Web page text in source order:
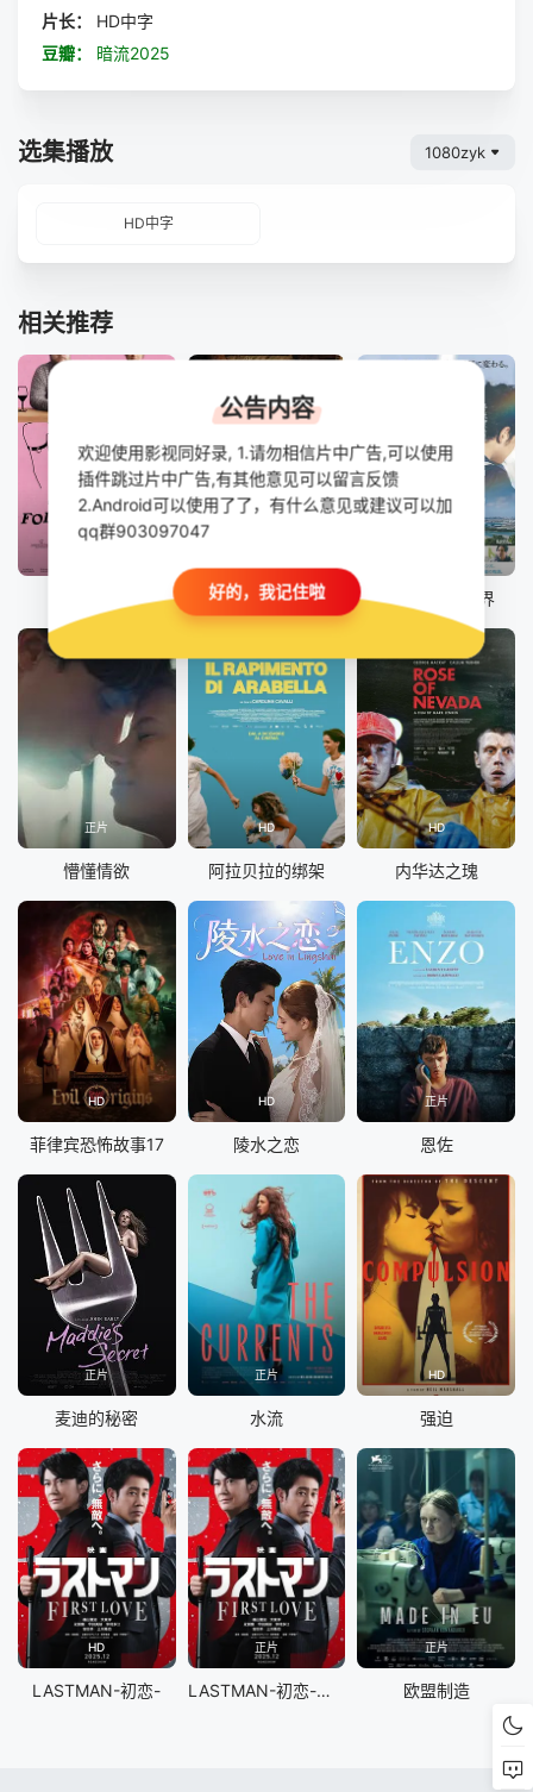
片长：
HD中字
豆瓣：
暗流2025
选集播放 1080zyk
HD中字
相关推荐
马尼拉之最 出走哥哥的彼界
正片
懵懂情欲
HD
阿拉贝拉的绑架
HD
内华达之瑰
HD
菲律宾恐怖故事17
HD
陵水之恋
正片
恩佐
正片
麦迪的秘密
正片
水流
HD
强迫
HD
LASTMAN-初恋-
正片
LASTMAN-初恋-映画
正片
欧盟制造
公告内容
欢迎使用影视同好录, 1.请勿相信片中广告,可以使用
插件跳过片中广告,有其他意见可以留言反馈
2.Android可以使用了了，有什么意见或建议可以加
qq群903097047
好的，我记住啦